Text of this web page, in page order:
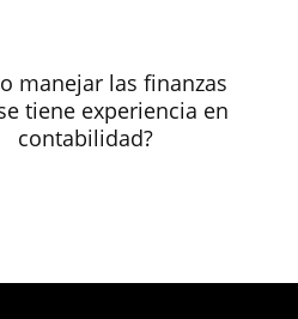
manejar las finanzas
tiene experiencia en
contabilidad?